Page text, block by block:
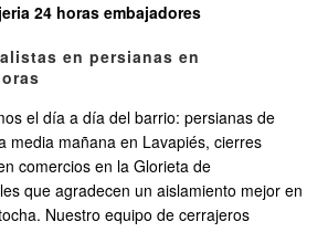
24 horas embajadores
en persianas en
el día a día del barrio: persianas de
media mañana en Lavapiés, cierres
comercios en la Glorieta de
que agradecen un aislamiento mejor en
Nuestro equipo de cerrajeros